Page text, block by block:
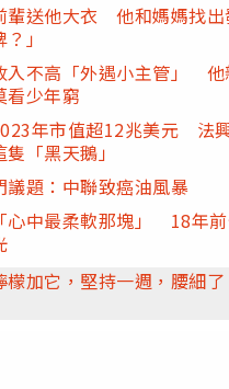
輩送他大衣 他和媽媽找出
」
入不高「外遇小主管」 他
看少年窮
年市值超12兆美元 法
「黑天鵝」
議題：中聯致癌油風暴
心中最柔軟那塊」 18年
檬加它，堅持一週，腰細